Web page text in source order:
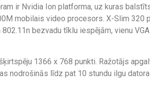
ir Nvidia Ion platforma, uz kuras
mobilais video procesors. X-Slim 320
802.11n bezvadu tīklu iespējām, vienu
1366 x 768 punkti. Ražotājs
nodrošinās līdz pat 10 stundu ilgu datora